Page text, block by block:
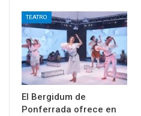
TEATRO
El Bergidum de
Ponferrada ofrece en